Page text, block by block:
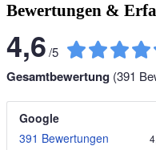
Bewertungen &
4,6/5
Gesamtbewertung (391
Google
391 Bewertungen